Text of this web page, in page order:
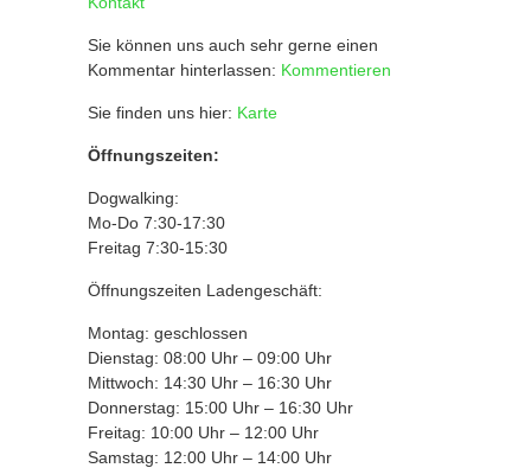
Sie können uns auch sehr gerne einen
Kommentar hinterlassen: Kommentieren
Sie finden uns hier: Karte
Öffnungszeiten:
Dogwalking:
Mo-Do 7:30-17:30
Freitag 7:30-15:30
Öffnungszeiten Ladengeschäft:
Montag: geschlossen
Dienstag: 08:00 Uhr – 09:00 Uhr
Mittwoch: 14:30 Uhr – 16:30 Uhr
Donnerstag: 15:00 Uhr – 16:30 Uhr
Freitag: 10:00 Uhr – 12:00 Uhr
Samstag: 12:00 Uhr – 14:00 Uhr